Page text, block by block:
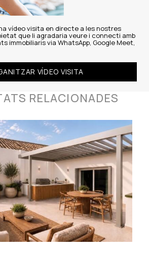
vídeo visita en directe a les nostres
que li agradaria veure i connecti amb
immobiliaris via WhatsApp, Google Meet,
VÍDEO VISITA
RELACIONADES